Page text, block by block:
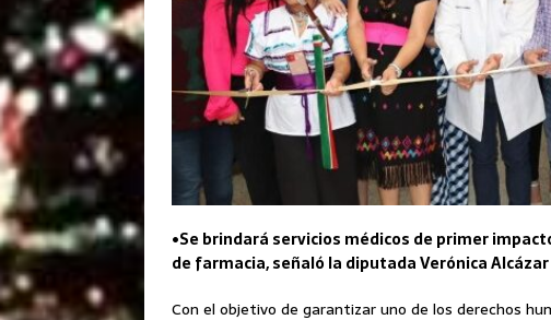
•Se brindará servicios médicos de primer
de farmacia, señaló la diputada Verónica
Con el objetivo de garantizar uno de los derechos